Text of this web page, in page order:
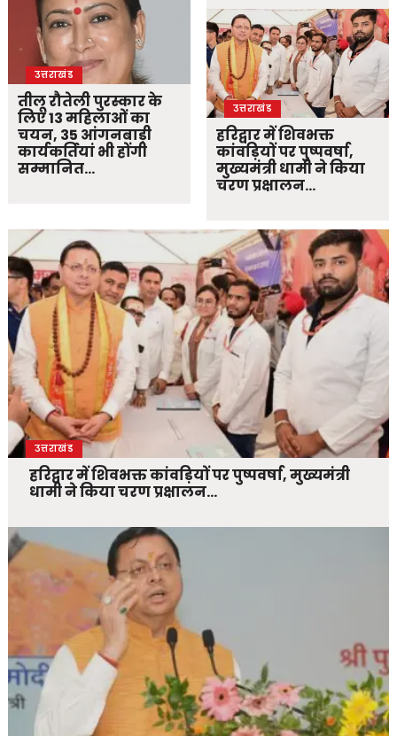
उत्तराखंड
तीलू रौतेली पुरस्कार के
लिए 13 महिलाओं का
चयन, 35 आंगनबाड़ी
कार्यकर्तियां भी होंगी
सम्मानित…
उत्तराखंड
हरिद्वार में शिवभक्त
कांवड़ियों पर पुष्पवर्षा,
मुख्यमंत्री धामी ने किया
चरण प्रक्षालन…
उत्तराखंड
हरिद्वार में शिवभक्त कांवड़ियों पर पुष्पवर्षा, मुख्यमंत्री
धामी ने किया चरण प्रक्षालन…